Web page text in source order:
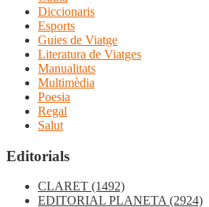
Diccionaris
Esports
Guies de Viatge
Literatura de Viatges
Manualitats
Multimèdia
Poesia
Regal
Salut
Editorials
CLARET (1492)
EDITORIAL PLANETA(2924)